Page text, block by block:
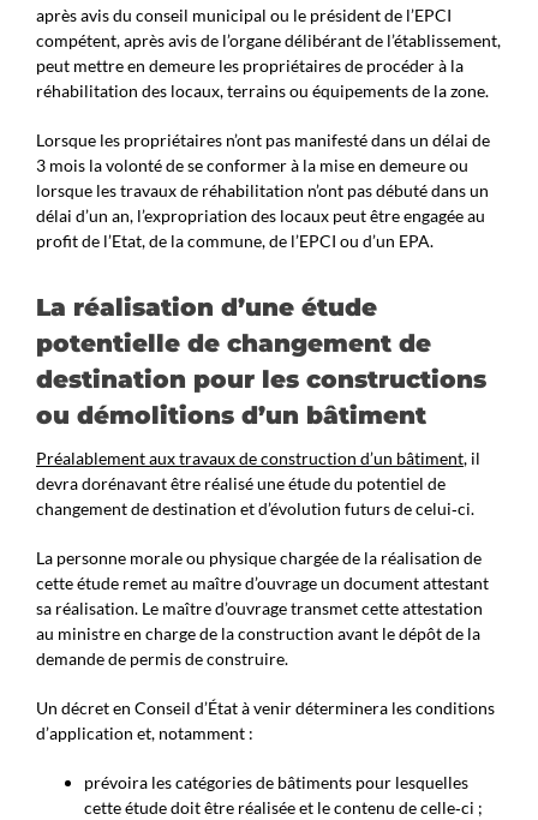
après avis du conseil municipal ou le président de l’EPCI
compétent, après avis de l’organe délibérant de l’établissement,
peut mettre en demeure les propriétaires de procéder à la
réhabilitation des locaux, terrains ou équipements de la zone.
Lorsque les propriétaires n’ont pas manifesté dans un délai de
3 mois la volonté de se conformer à la mise en demeure ou
lorsque les travaux de réhabilitation n’ont pas débuté dans un
délai d’un an, l’expropriation des locaux peut être engagée au
profit de l’Etat, de la commune, de l’EPCI ou d’un EPA.
La réalisation d’une étude
potentielle de changement de
destination pour les constructions
ou démolitions d’un bâtiment
Préalablement aux travaux de construction d’un bâtiment, il
devra dorénavant être réalisé une étude du potentiel de
changement de destination et d’évolution futurs de celui‑ci.
La personne morale ou physique chargée de la réalisation de
cette étude remet au maître d’ouvrage un document attestant
sa réalisation. Le maître d’ouvrage transmet cette attestation
au ministre en charge de la construction avant le dépôt de la
demande de permis de construire.
Un décret en Conseil d’État à venir déterminera les conditions
d’application et, notamment :
prévoira les catégories de bâtiments pour lesquelles
cette étude doit être réalisée et le contenu de celle‑ci ;